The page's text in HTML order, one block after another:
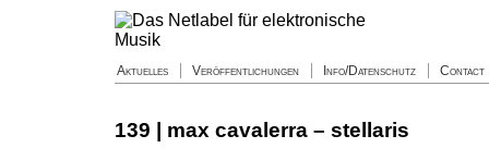
Aktuelles Veröffentlichungen Info/Datenschutz Contact
139 | max cavalerra – stellaris